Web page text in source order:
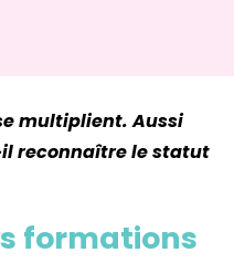
multiplient. Aussi
reconnaître le statut
formations